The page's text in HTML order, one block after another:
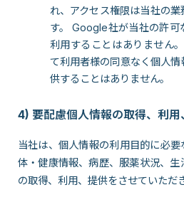
れ、アクセス権限は当社の
す。 Google社が当社の許可
利用することはありません
て利用者様の同意なく個人
供することはありません。
4) 要配慮個人情報の取得、利用
当社は、個人情報の利用目的に必
体・健康情報、病歴、服薬状況、
の取得、利用、提供をさせていただ